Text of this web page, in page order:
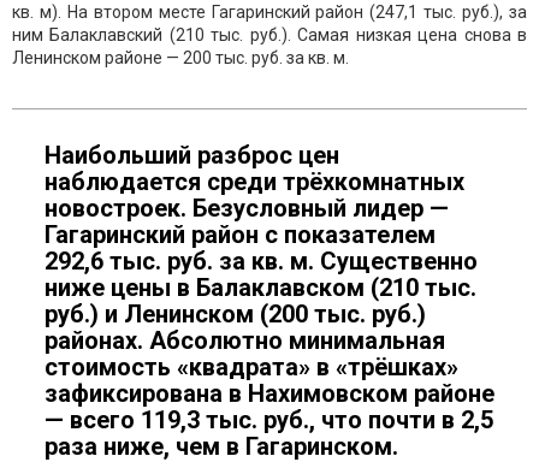
кв. м). На втором месте Гагаринский район (247,1 тыс. руб.), за
ним Балаклавский (210 тыс. руб.). Самая низкая цена снова в
Ленинском районе — 200 тыс. руб. за кв. м.
Наибольший разброс цен
наблюдается среди трёхкомнатных
новостроек. Безусловный лидер —
Гагаринский район с показателем
292,6 тыс. руб. за кв. м. Существенно
ниже цены в Балаклавском (210 тыс.
руб.) и Ленинском (200 тыс. руб.)
районах. Абсолютно минимальная
стоимость «квадрата» в «трёшках»
зафиксирована в Нахимовском районе
— всего 119,3 тыс. руб., что почти в 2,5
раза ниже, чем в Гагаринском.